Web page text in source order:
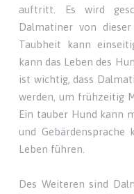
auftritt. Es wird
Dalmatiner von
Taubheit kann
kann das Leben des
ist wichtig, dass
werden, um frühzeitig
Ein tauber Hund kann
und
Leben führen.
Des Weiteren sind